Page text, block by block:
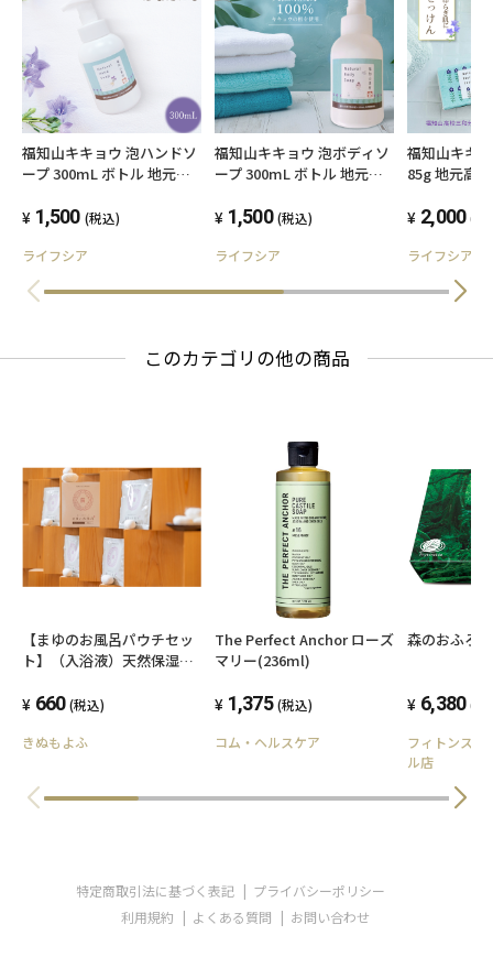
福知山キキョウ 泡ハンドソ
ープ 300mL ボトル 地元高
同開発品
1,500 (税込)
ライフシア
福知山キキョウ 泡ボディソ
ープ 300mL ボトル 地元高
同開発品
1,500 (税込)
ライフシア
福知山キキ
85g 地元高
2,000 (税
ライフシア
このカテゴリの他の商品
【まゆのお風呂パウチセッ
ト】（入浴液）天然保湿成
660 (税込)
きぬもよふ
The Perfect Anchor ローズ
マリー(236ml)
1,375 (税込)
コム・ヘルスケア
森のおふろ
6,380 (税
フィトンスト
ル店
特定商取引法に基づく表記
プライバシーポリシー
利用規約
よくある質問 お問い合わせ